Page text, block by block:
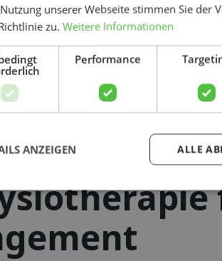
Suchen
Günstiger als
Physiopraxis
unserer Webseite stimmen Sie der
zu. Weitere Informationen
Performance
ALLE
ANZEIGEN